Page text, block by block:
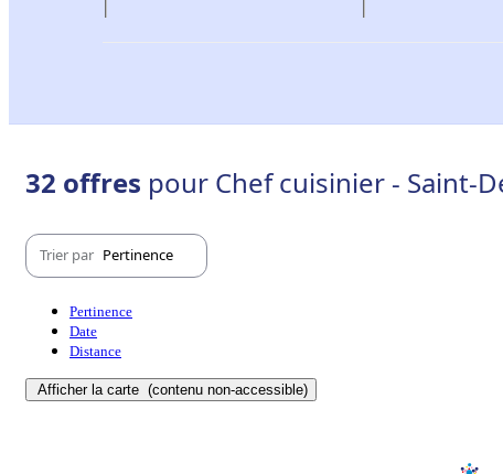
32 offres pour Chef cuisinier - Saint-
Trier par Pertinence
Pertinence
Date
Distance
Afficher la carte (contenu non-accessible)